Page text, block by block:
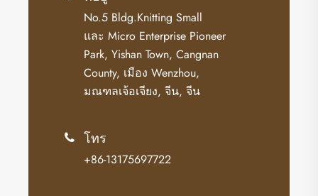
No.5 Bldg.Knitting Small
และ Micro Enterprise Pioneer
Park, Yishan Town, Cangnan
County, เมือง Wenzhou,
มณฑลเจ้อเจียง, จีน, จีน
 โทร
+86-13175697722